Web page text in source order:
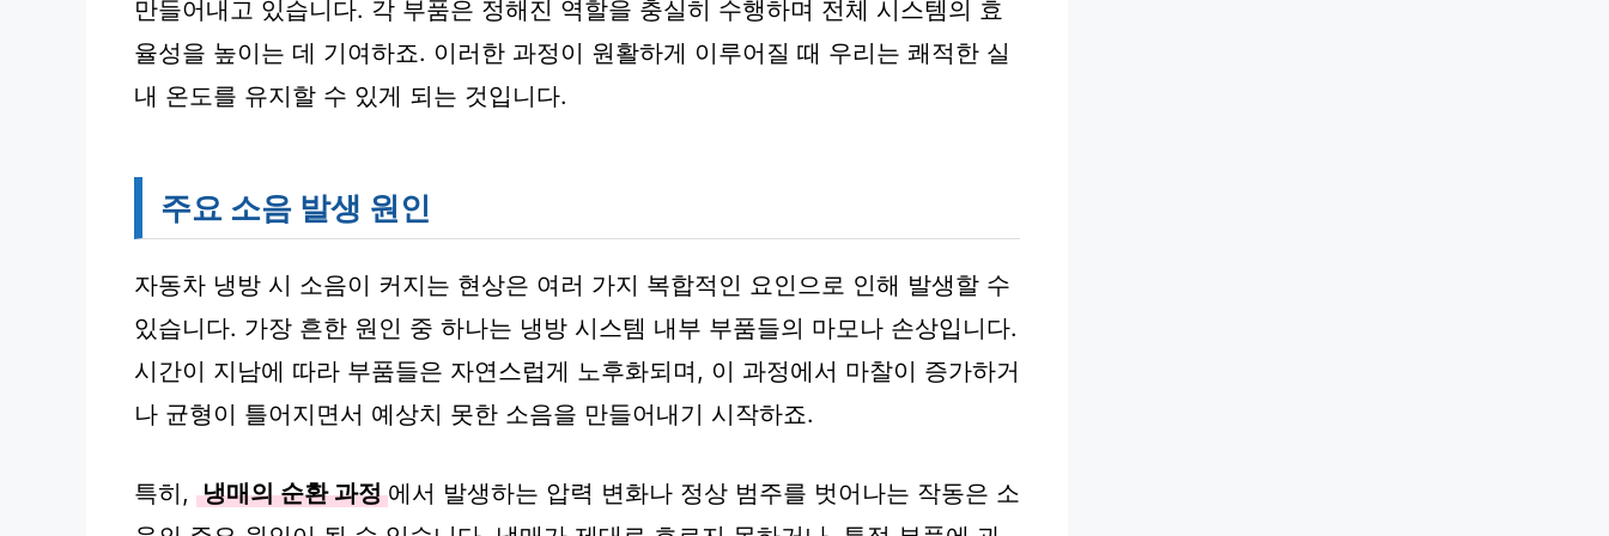
만들어내고 있습니다. 각 부품은 정해진 역할을 충실히 수행하며 전체 시스템의 효
율성을 높이는 데 기여하죠. 이러한 과정이 원활하게 이루어질 때 우리는 쾌적한 실
내 온도를 유지할 수 있게 되는 것입니다.
주요 소음 발생 원인
자동차 냉방 시 소음이 커지는 현상은 여러 가지 복합적인 요인으로 인해 발생할 수
있습니다. 가장 흔한 원인 중 하나는 냉방 시스템 내부 부품들의 마모나 손상입니다.
시간이 지남에 따라 부품들은 자연스럽게 노후화되며, 이 과정에서 마찰이 증가하거
나 균형이 틀어지면서 예상치 못한 소음을 만들어내기 시작하죠.
특히, 냉매의 순환 과정 에서 발생하는 압력 변화나 정상 범주를 벗어나는 작동은 소